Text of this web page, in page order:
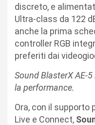
discreto, e
Ultra-class da 122
anche la prima
controller RGB
preferiti dai
Sound BlasterX AE-
la performance.
Ora, con il supporto
Live e Connect,